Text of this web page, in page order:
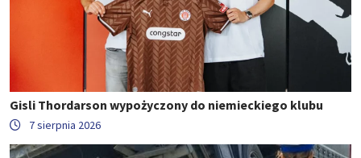
Gisli Thordarson wypożyczony do niemieckiego klubu
7 sierpnia 2026